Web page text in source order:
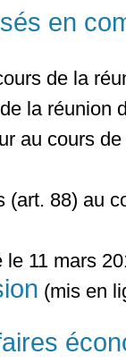
en
de la
la réunion
au cours
(art. 88) au
le 11 mars
(mis en